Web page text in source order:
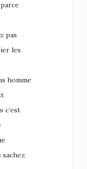
pas
les
homme
c’est
sachez